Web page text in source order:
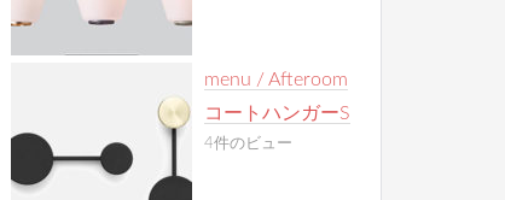
menu / Afteroom
コートハンガーS
4件のビュー